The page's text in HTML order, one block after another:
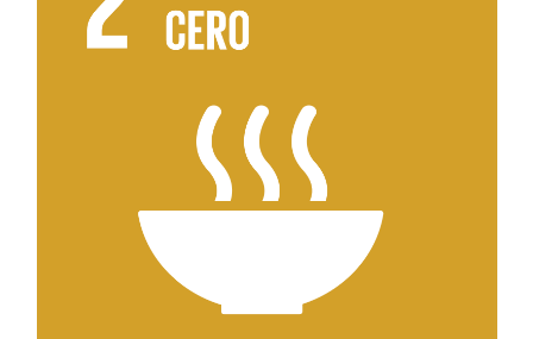
Leer más sobre el objetivo 2